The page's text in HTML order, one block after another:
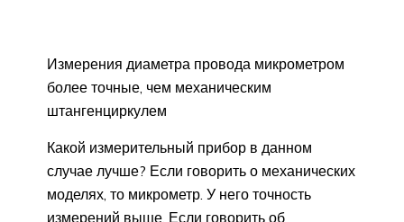
Измерения диаметра провода микрометром
более точные, чем механическим
штангенциркулем
Какой измерительный прибор в данном
случае лучше? Если говорить о механических
моделях, то микрометр. У него точность
измерений выше. Если говорить об